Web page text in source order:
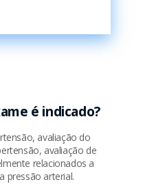
é indicado?
avaliação do
avaliação de
relacionados a
pressão arterial.